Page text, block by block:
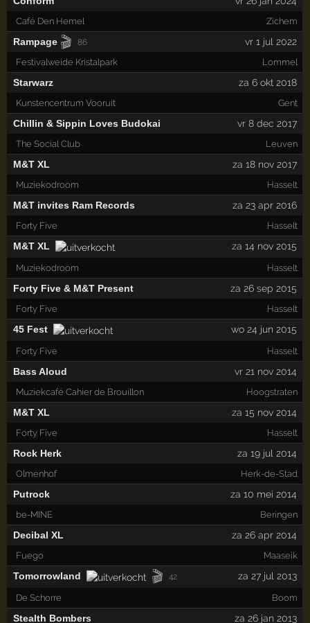
Café Den Hemel Zichem
Rampage 🎬 86 vr 1 jul 2022
Festivalweide Kristalpark Lommel
Starwarz za 6 okt 2018
Kunstencentrum Vooruit Gent
Chillin & Sippin Loves Budokai vr 8 dec 2017
The Social Club Leuven
M&T XL za 18 nov 2017
Muziekodroom Hasselt
M&T invites Ram Records za 23 apr 2016
Forty Five Hasselt
M&T XL za 14 nov 2015
Muziekodroom Hasselt
Forty Five & M&T Present za 26 sep 2015
Forty Five Hasselt
45 Fest wo 24 jun 2015
Forty Five Hasselt
Bass Aloud vr 21 nov 2014
Muziekcafé Cahier de Brouillon Hoogstraten
M&T XL za 15 nov 2014
Forty Five Hasselt
Rock Herk za 19 jul 2014
Olmenhof Herk-de-Stad
Putrock za 10 mei 2014
be-MINE Beringen
Decibal XL za 26 apr 2014
Fuego Maaseik
Tomorrowland 🎬 42 za 27 jul 2013
De Schorre Boom
Stealth Bombers za 26 jan 2013